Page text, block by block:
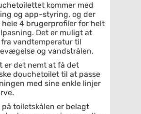
kommer med
og app-styring, og der
hele 4 brugerprofiler for helt
Det er muligt at
vandtemperatur til
og vandstrålen.
er det nemt at få det
douchetoilet til at passe
med sine enkle linjer
på toiletskålen er belagt